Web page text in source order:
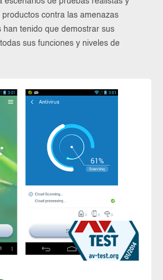
contra las amenazas
han tenido que demostrar sus
sus funciones y niveles de